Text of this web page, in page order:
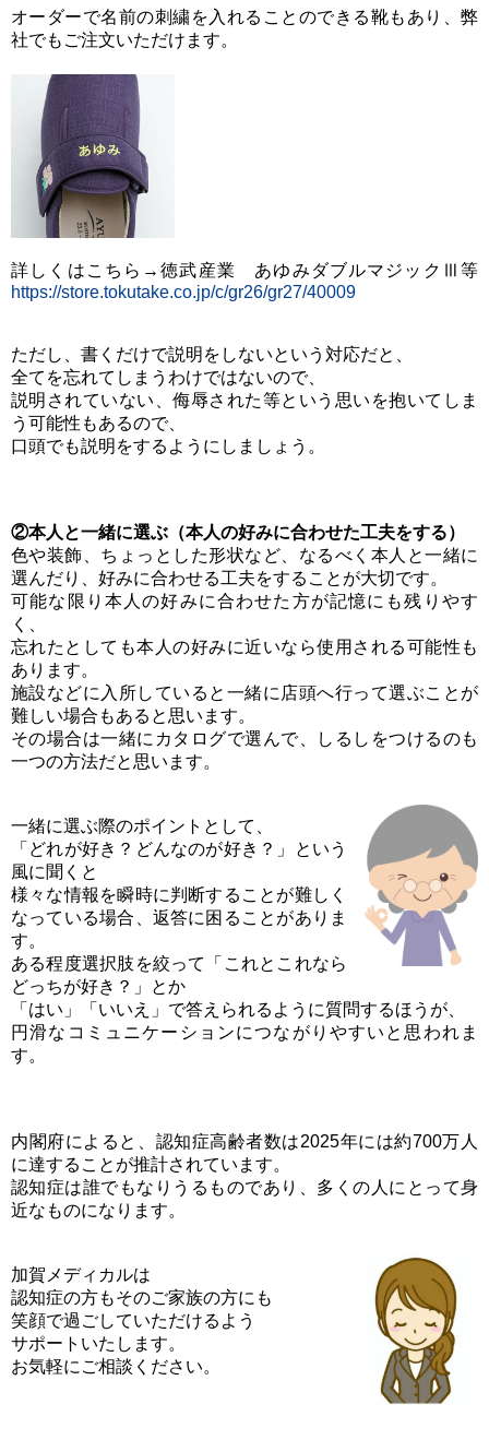
オーダーで名前の刺繍を入れることのできる靴もあり、弊
社でもご注文いただけます。
詳しくはこちら→徳武産業 あゆみダブルマジックⅢ等
https://store.tokutake.co.jp/c/gr26/gr27/40009
ただし、書くだけで説明をしないという対応だと、
全てを忘れてしまうわけではないので、
説明されていない、侮辱された等という思いを抱いてしま
う可能性もあるので、
口頭でも説明をするようにしましょう。
②本人と一緒に選ぶ（本人の好みに合わせた工夫をする）
色や装飾、ちょっとした形状など、なるべく本人と一緒に
選んだり、好みに合わせる工夫をすることが大切です。
可能な限り本人の好みに合わせた方が記憶にも残りやす
く、
忘れたとしても本人の好みに近いなら使用される可能性も
あります。
施設などに入所していると一緒に店頭へ行って選ぶことが
難しい場合もあると思います。
その場合は一緒にカタログで選んで、しるしをつけるのも
一つの方法だと思います。
一緒に選ぶ際のポイントとして、
「どれが好き？どんなのが好き？」という
風に聞くと
様々な情報を瞬時に判断することが難しく
なっている場合、返答に困ることがありま
す。
ある程度選択肢を絞って「これとこれなら
どっちが好き？」とか
「はい」「いいえ」で答えられるように質問するほうが、
円滑なコミュニケーションにつながりやすいと思われま
す。
内閣府によると、認知症高齢者数は2025年には約700万人
に達することが推計されています。
認知症は誰でもなりうるものであり、多くの人にとって身
近なものになります。
加賀メディカルは
認知症の方もそのご家族の方にも
笑顔で過ごしていただけるよう
サポートいたします。
お気軽にご相談ください。